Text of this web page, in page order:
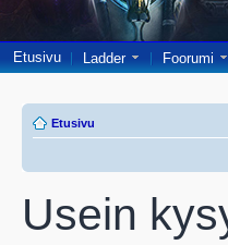
Etusivu Ladder Foorumi
Etusivu
Usein